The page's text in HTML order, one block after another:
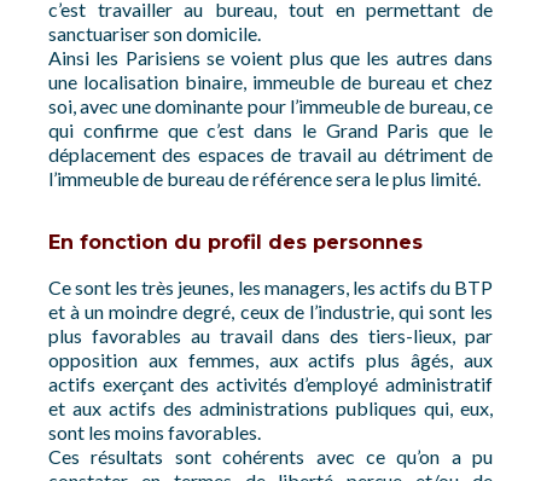
c’est travailler au bureau, tout en permettant de
sanctuariser son domicile.
Ainsi les Parisiens se voient plus que les autres dans
une localisation binaire, immeuble de bureau et chez
soi, avec une dominante pour l’immeuble de bureau, ce
qui confirme que c’est dans le Grand Paris que le
déplacement des espaces de travail au détriment de
l’immeuble de bureau de référence sera le plus limité.
En fonction du profil des personnes
Ce sont les très jeunes, les managers, les actifs du BTP
et à un moindre degré, ceux de l’industrie, qui sont les
plus favorables au travail dans des tiers-lieux, par
opposition aux femmes, aux actifs plus âgés, aux
actifs exerçant des activités d’employé administratif
et aux actifs des administrations publiques qui, eux,
sont les moins favorables.
Ces résultats sont cohérents avec ce qu’on a pu